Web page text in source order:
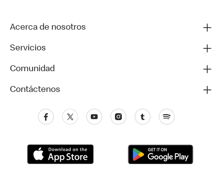
Acerca de nosotros
Servicios
Comunidad
Contáctenos